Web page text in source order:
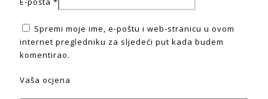
Spremi moje ime, e-poštu i web-stranicu u ovom
internet pregledniku za sljedeći put kada budem
komentirao.
Vaša ocjena